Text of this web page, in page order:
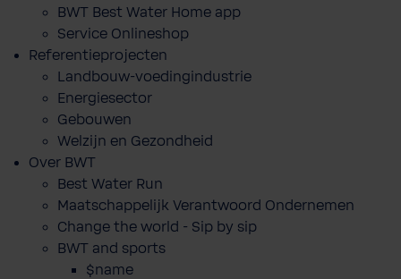
BWT Best Water Home app
Service Onlineshop
Referentieprojecten
Landbouw-voedingindustrie
Energiesector
Gebouwen
Welzijn en Gezondheid
Over BWT
Best Water Run
Maatschappelijk Verantwoord Ondernemen
Change the world - Sip by sip
BWT and sports
$name